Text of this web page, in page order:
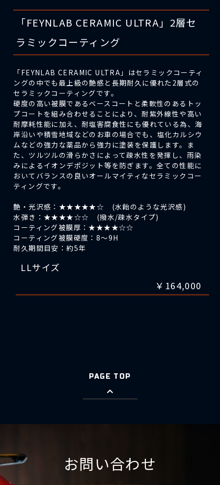
「FEYNLAB CERAMIC ULTRA」2層セ
ラミックコーティング
「FEYNLAB CERAMIC ULTRA」はセラミックコーティ
ングの中でも最上級の艶感と長期耐久に優れた2層式の
セラミックコーティングです。
硬度の高い被膜であるベースコートと柔軟性のあるトッ
プコートを組み合わせることにより、耐紫外線性や高い
耐摩耗性能に加え、耐塩害腐食性にも優れている為、海
岸沿いや積雪地域などのお車の場合でも、塩化カルシウ
ムなどの強力な薬品から強力に塗装を保護します。ま
た、ツルツルの滑らかさによって疎水性を発揮し、雨染
みによるイオンデポジット等を防ぎます。全ての性能に
おいてバランスの良いオールマイティなセラミックコー
ティングです。
艶・光沢感：★★★★★☆ (水飴のような光沢感)
水弾き：★★★★☆☆ (撥水/疎水タイプ)
コーティング被膜厚：★★★★☆☆
コーティング被膜硬度：8～9H
耐久期間目安：約5年
LLサイズ
￥164,000
PAGE TOP
お問い合わせ